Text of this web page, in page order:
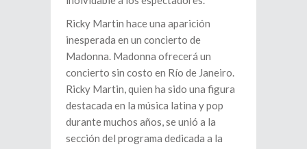
Ricky Martin hace una aparición
inesperada en un concierto de
Madonna. Madonna ofrecerá un
concierto sin costo en Río de Janeiro.
Ricky Martin, quien ha sido una figura
destacada en la música latina y pop
durante muchos años, se unió a la
sección del programa dedicada a la